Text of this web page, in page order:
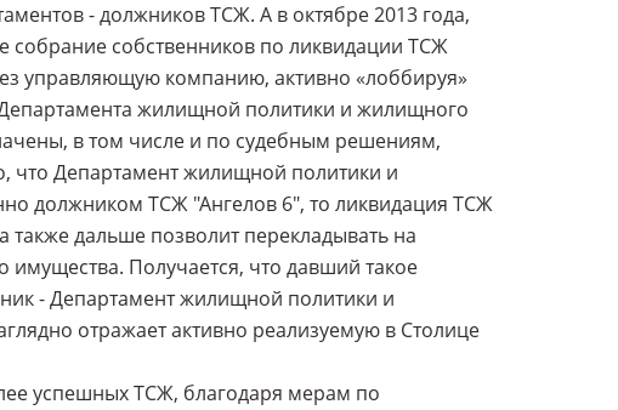
- должников ТСЖ. А в октябре 2013 года,
собственников по ликвидации ТСЖ
управляющую компанию, активно «лоббируя»
жилищной политики и жилищного
в том числе и по судебным решениям,
что Департамент жилищной политики и
должником ТСЖ "Ангелов 6", то ликвидация ТСЖ
также дальше позволит перекладывать на
Получается, что давший такое
- Департамент жилищной политики и
отражает активно реализуемую в Столице
успешных ТСЖ, благодаря мерам по